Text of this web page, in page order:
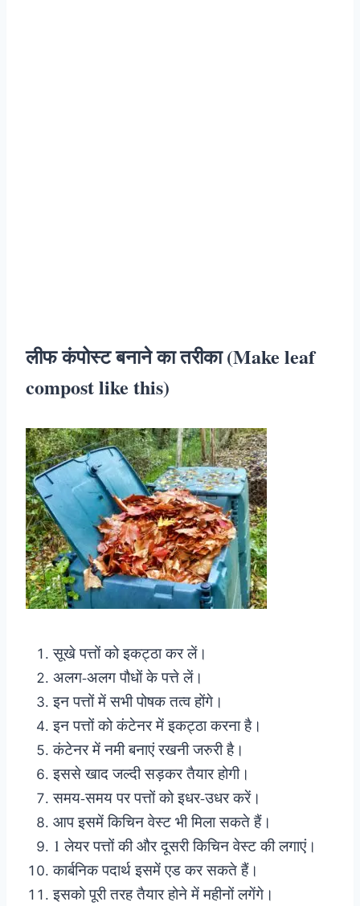
लीफ कंपोस्ट बनाने का तरीका (Make leaf
compost like this)
सूखे पत्तों को इकट्ठा कर लें।
अलग-अलग पौधों के पत्ते लें।
इन पत्तों में सभी पोषक तत्व होंगे।
इन पत्तों को कंटेनर में इकट्ठा करना है।
कंटेनर में नमी बनाएं रखनी जरुरी है।
इससे खाद जल्दी सड़कर तैयार होगी।
समय-समय पर पत्तों को इधर-उधर करें।
आप इसमें किचिन वेस्ट भी मिला सकते हैं।
1 लेयर पत्तों की और दूसरी किचिन वेस्ट की लगाएं।
कार्बनिक पदार्थ इसमें एड कर सकते हैं।
इसको पूरी तरह तैयार होने में महीनों लगेंगे।